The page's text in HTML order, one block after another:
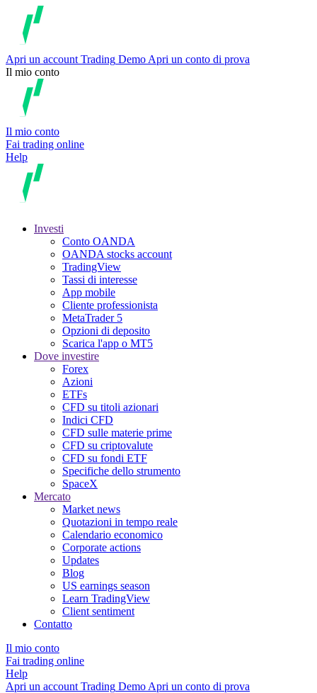
Apri un account Trading Demo Apri un conto di prova
Il mio conto
Il mio conto
Fai trading online
Help
Investi
Conto OANDA
OANDA stocks account
TradingView
Tassi di interesse
App mobile
Cliente professionista
MetaTrader 5
Opzioni di deposito
Scarica l'app o MT5
Dove investire
Forex
Azioni
ETFs
CFD su titoli azionari
Indici CFD
CFD sulle materie prime
CFD su criptovalute
CFD su fondi ETF
Specifiche dello strumento
SpaceX
Mercato
Market news
Quotazioni in tempo reale
Calendario economico
Corporate actions
Updates
Blog
US earnings season
Learn TradingView
Client sentiment
Contatto
Il mio conto
Fai trading online
Help
Apri un account Trading Demo Apri un conto di prova